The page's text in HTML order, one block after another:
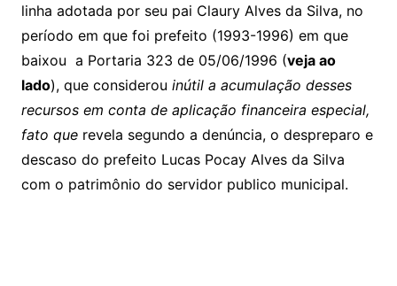
linha adotada por seu pai Claury Alves da Silva, no
período em que foi prefeito (1993-1996) em que
baixou a Portaria 323 de 05/06/1996 (veja ao
lado), que considerou inútil a acumulação desses
recursos em conta de aplicação financeira especial,
fato que revela segundo a denúncia, o despreparo e
descaso do prefeito Lucas Pocay Alves da Silva
com o patrimônio do servidor publico municipal.